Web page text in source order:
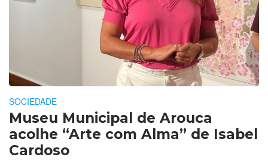
SOCIEDADE
Museu Municipal de Arouca
acolhe “Arte com Alma” de Isabel
Cardoso